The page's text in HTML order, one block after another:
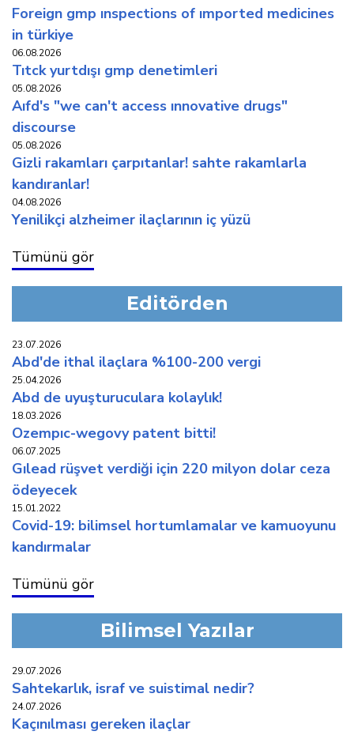
foreign gmp inspections of imported medicines
in türkiye
06.08.2026
titck yurtdişi gmp deneti̇mleri̇
05.08.2026
aifd's "we can't access innovative drugs"
discourse
05.08.2026
gi̇zli̇ rakamlari çarpitanlar! sahte rakamlarla
kandiranlar!
04.08.2026
yeni̇li̇kçi̇ alzhei̇mer i̇laçlarinin i̇ç yüzü
Tümünü gör
Editörden
23.07.2026
abd'de i̇thal i̇laçlara %100-200 vergi̇
25.04.2026
abd de uyuşturuculara kolaylik!
18.03.2026
ozempic-wegovy patent bi̇tti̇!
06.07.2025
gilead rüşvet verdi̇ği̇ i̇çi̇n 220 mi̇lyon dolar ceza
ödeyecek
15.01.2022
covi̇d-19: bi̇li̇msel hortumlamalar ve kamuoyunu
kandirmalar
Tümünü gör
Bilimsel Yazılar
29.07.2026
sahtekarlık, i̇sraf ve suistimal nedir?
24.07.2026
kaçinilmasi gereken i̇laçlar